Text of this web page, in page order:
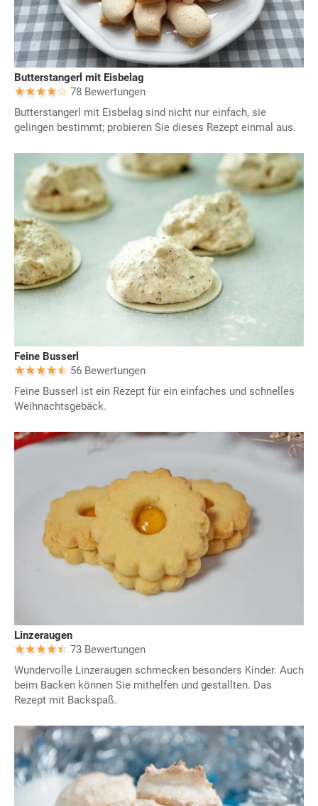
Butterstangerl mit Eisbelag
78 Bewertungen
Butterstangerl mit Eisbelag sind nicht nur einfach, sie
gelingen bestimmt; probieren Sie dieses Rezept einmal aus.
Feine Busserl
56 Bewertungen
Feine Busserl ist ein Rezept für ein einfaches und schnelles
Weihnachtsgebäck.
Linzeraugen
73 Bewertungen
Wundervolle Linzeraugen schmecken besonders Kinder. Auch
beim Backen können Sie mithelfen und gestallten. Das
Rezept mit Backspaß.